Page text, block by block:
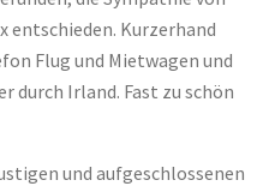
entschieden. Kurzerhand
Flug und Mietwagen und
durch Irland. Fast zu schön
und aufgeschlossenen